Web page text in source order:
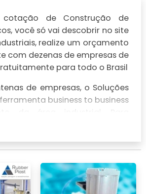
cotação de Construção de
você só vai descobrir no site
realize um orçamento
com dezenas de empresas de
para todo o Brasil
de empresas, o Soluções
business to business
da área industrial. Para
de Construção de
clique em um ou mais dos